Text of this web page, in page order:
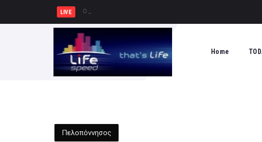
LIVE Ο Ζελένσκι ζήτησε από τον γγ τ
Home
Πελοπόννησος